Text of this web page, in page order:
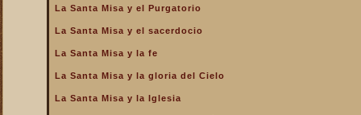
La Santa Misa escuela de
todos los bienes
La Santa Misa le da la
La Santa Misa y el Purgatorio
La Santa Misa y el sacerdocio
La Santa Misa y la fe
La Santa Misa y la gloria del Cielo
La Santa Misa y la Iglesia